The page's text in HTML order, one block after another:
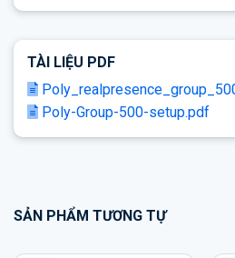
TÀI LIỆU PDF
Poly-Group-500-setup.pdf
SẢN PHẨM TƯƠNG TỰ